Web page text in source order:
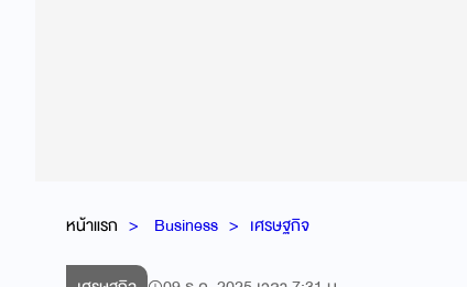
หน้าแรก Business เศรษฐกิจ